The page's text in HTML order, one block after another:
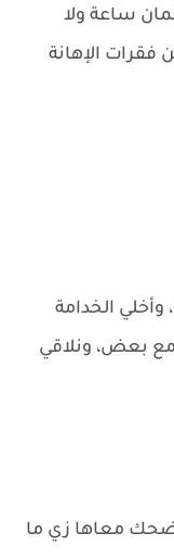
ساعة ولا
فقرات الإهانة
الخدامة
بعض، ونلاقي
معاها زي ما